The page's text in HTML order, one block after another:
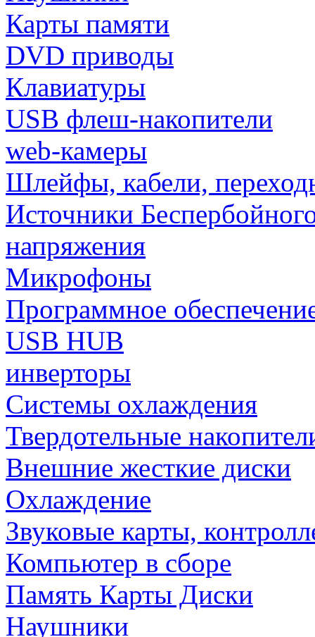
Карты памяти
DVD приводы
Клавиатуры
USB флеш-накопители
web-камеры
Шлейфы, кабели,
Источники
напряжения
Микрофоны
Программное
USB HUB
инверторы
Системы охлаждения
Твердотельные
Внешние жесткие диски
Охлаждение
Звуковые карты,
Компьютер в сборе
Память Карты Диски
Наушники